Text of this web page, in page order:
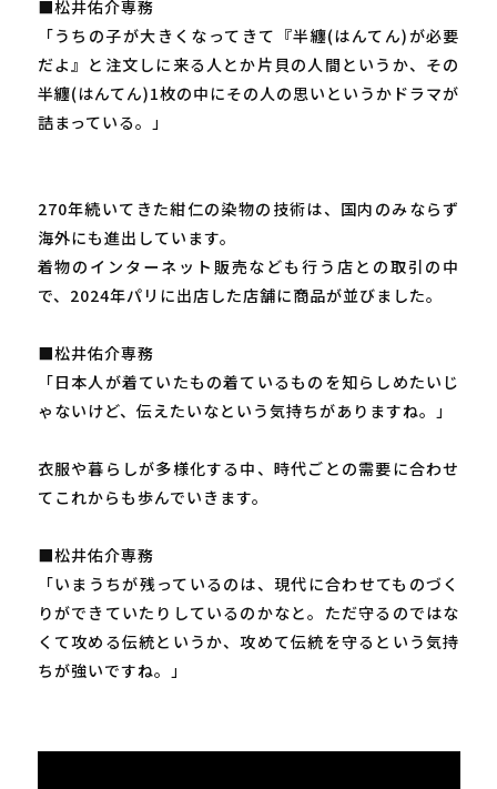
■松井佑介専務
「うちの子が大きくなってきて『半纏(はんてん)が必要
だよ』と注文しに来る人とか片貝の人間というか、その
半纏(はんてん)1枚の中にその人の思いというかドラマが
詰まっている。」
270年続いてきた紺仁の染物の技術は、国内のみならず
海外にも進出しています。
着物のインターネット販売なども行う店との取引の中
で、2024年パリに出店した店舗に商品が並びました。
■松井佑介専務
「日本人が着ていたもの着ているものを知らしめたいじ
ゃないけど、伝えたいなという気持ちがありますね。」
衣服や暮らしが多様化する中、時代ごとの需要に合わせ
てこれからも歩んでいきます。
■松井佑介専務
「いまうちが残っているのは、現代に合わせてものづく
りができていたりしているのかなと。ただ守るのではな
くて攻める伝統というか、攻めて伝統を守るという気持
ちが強いですね。」